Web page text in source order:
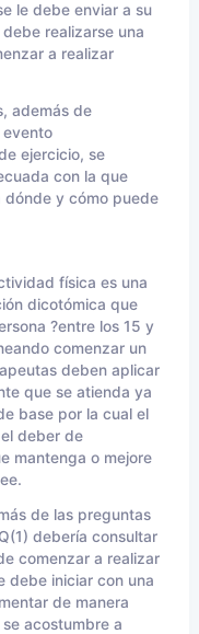
le debe enviar a su
realizarse una
a realizar
además de
evento
ejercicio, se
con la que
y cómo puede
física es una
dicotómica que
?entre los 15 y
comenzar un
deben aplicar
que se atienda ya
base por la cual el
deber de
mantenga o mejore
de las preguntas
debería consultar
comenzar a realizar
debe iniciar con una
de manera
acostumbre a